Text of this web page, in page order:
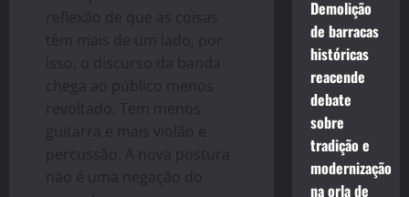
reflexão de que as coisas
têm mais de um lado, por
isso, o discurso da banda
chega ao público menos
revoltado. Tem menos
guitarra e mais violão e
percussão. A nova postura
não é uma negação do
Demolição
de barracas
históricas
reacende
debate
sobre
tradição e
modernização
na orla de